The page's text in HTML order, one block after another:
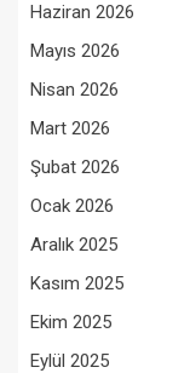
Haziran 2026
Mayıs 2026
Nisan 2026
Mart 2026
Şubat 2026
Ocak 2026
Aralık 2025
Kasım 2025
Ekim 2025
Eylül 2025